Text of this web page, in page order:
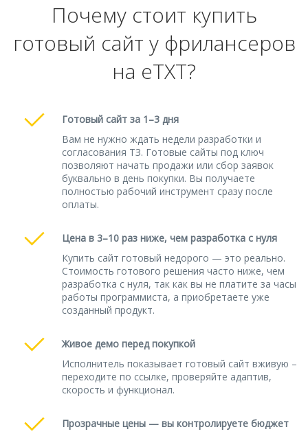
Почему стоит купить
готовый сайт у фрилансеров
на eTXT?
Готовый сайт за 1–3 дня
Вам не нужно ждать недели разработки и
согласования ТЗ. Готовые сайты под ключ
позволяют начать продажи или сбор заявок
буквально в день покупки. Вы получаете
полностью рабочий инструмент сразу после
оплаты.
Цена в 3–10 раз ниже, чем разработка с нуля
Купить сайт готовый недорого — это реально.
Стоимость готового решения часто ниже, чем
разработка с нуля, так как вы не платите за часы
работы программиста, а приобретаете уже
созданный продукт.
Живое демо перед покупкой
Исполнитель показывает готовый сайт вживую –
переходите по ссылке, проверяйте адаптив,
скорость и функционал.
Прозрачные цены — вы контролируете бюджет